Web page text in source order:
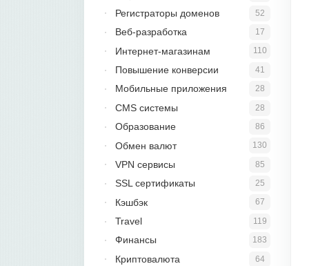
52
Регистраторы доменов
17
Веб-разработка
110
Интернет-магазинам
41
Повышение конверсии
28
Мобильные приложения
28
CMS системы
86
Образование
130
Обмен валют
85
VPN сервисы
25
SSL сертификаты
67
Кэшбэк
119
Travel
183
Финансы
64
Криптовалюта